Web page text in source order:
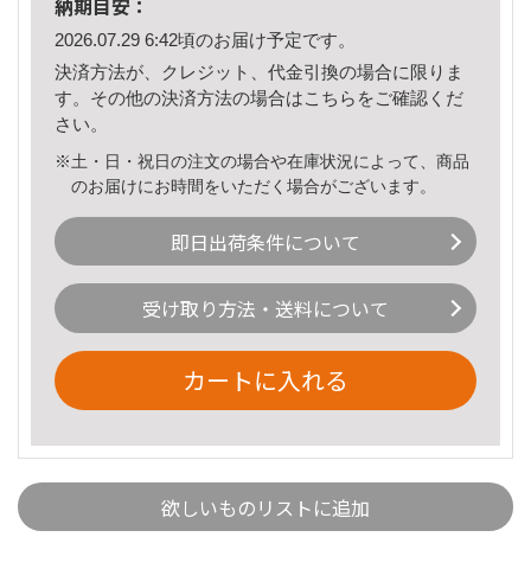
納期目安：
2026.07.29 6:42頃のお届け予定です。
決済方法が、クレジット、代金引換の場合に限りま
す。その他の決済方法の場合はこちら をご確認くだ
さい。
※土・日・祝日の注文の場合や在庫状況によって、商品
のお届けにお時間をいただく場合がございます。
即日出荷条件について
受け取り方法・送料について
カートに入れる
欲しいものリストに追加